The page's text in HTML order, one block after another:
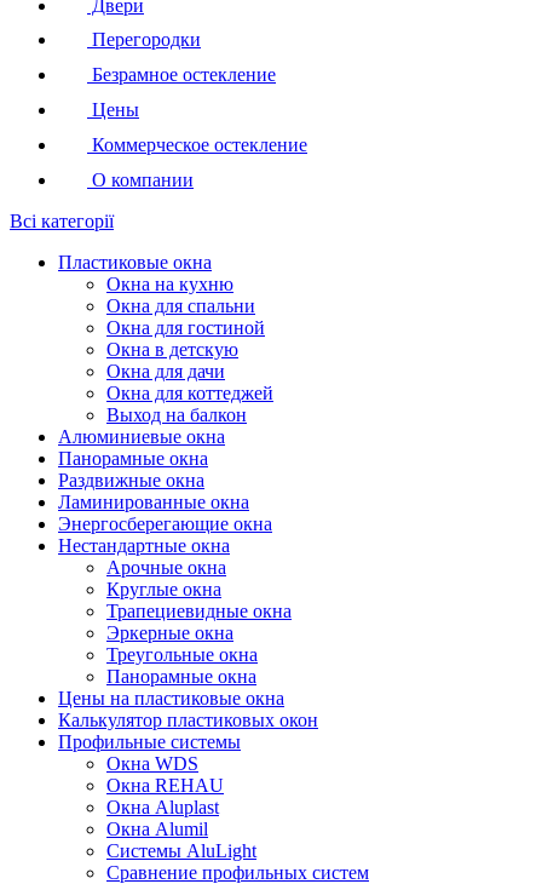
Двери
Перегородки
Безрамное остекление
Цены
Коммерческое остекление
О компании
Всі категорії
Пластиковые окна
Окна на кухню
Окна для спальни
Окна для гостиной
Окна в детскую
Окна для дачи
Окна для коттеджей
Выход на балкон
Алюминиевые окна
Панорамные окна
Раздвижные окна
Ламинированные окна
Энергосберегающие окна
Нестандартные окна
Арочные окна
Круглые окна
Трапециевидные окна
Эркерные окна
Треугольные окна
Панорамные окна
Цены на пластиковые окна
Калькулятор пластиковых окон
Профильные системы
Окна WDS
Окна REHAU
Окна Aluplast
Окна Alumil
Системы AluLight
Сравнение профильных систем